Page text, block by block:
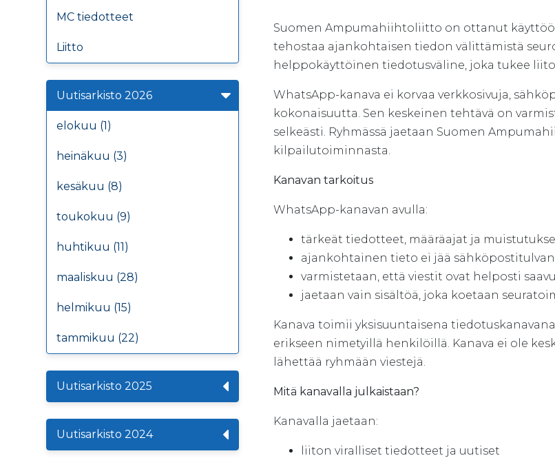
MC tiedotteet
Liitto
Uutisarkisto 2026
elokuu (1)
heinäkuu (3)
kesäkuu (8)
toukokuu (9)
huhtikuu (11)
maaliskuu (28)
helmikuu (15)
tammikuu (22)
Uutisarkisto 2025
Uutisarkisto 2024
Suomen Ampumahiihtoliitto on ottanut
tehostaa ajankohtaisen tiedon välittämistä
helppokäyttöinen tiedotusväline, joka tukee
WhatsApp-kanava ei korvaa verkkosivuja,
kokonaisuutta. Sen keskeinen tehtävä on
selkeästi. Ryhmässä jaetaan Suomen
kilpailutoiminnasta.
Kanavan tarkoitus
WhatsApp-kanavan avulla:
tärkeät tiedotteet, määräajat ja
ajankohtainen tieto ei jää
varmistetaan, että viestit ovat helposti
jaetaan vain sisältöä, joka koetaan
Kanava toimii yksisuuntaisena
erikseen nimetyillä henkilöillä. Kanava ei ole
lähettää ryhmään viestejä.
Mitä kanavalla julkaistaan?
Kanavalla jaetaan:
liiton viralliset tiedotteet ja uutiset